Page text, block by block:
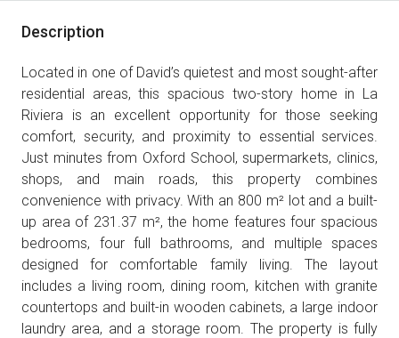
Description
Located in one of David’s quietest and most sought-after
residential areas, this spacious two-story home in La
Riviera is an excellent opportunity for those seeking
comfort, security, and proximity to essential services.
Just minutes from Oxford School, supermarkets, clinics,
shops, and main roads, this property combines
convenience with privacy. With an 800 m² lot and a built-
up area of 231.37 m², the home features four spacious
bedrooms, four full bathrooms, and multiple spaces
designed for comfortable family living. The layout
includes a living room, dining room, kitchen with granite
countertops and built-in wooden cabinets, a large indoor
laundry area, and a storage room. The property is fully